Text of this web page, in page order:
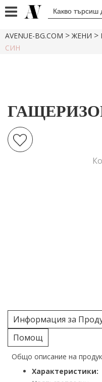
AVENUE-BG.COM >ЖЕНИ >
СИН
Информация за
Помощ
Общо описание на
Характеристики: